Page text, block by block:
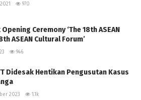
970
Ceremony ‘The 18th ASEAN
ASEAN Cultural Forum’
946
Didesak Hentikan Pengusutan Kasus
2023 1.1k